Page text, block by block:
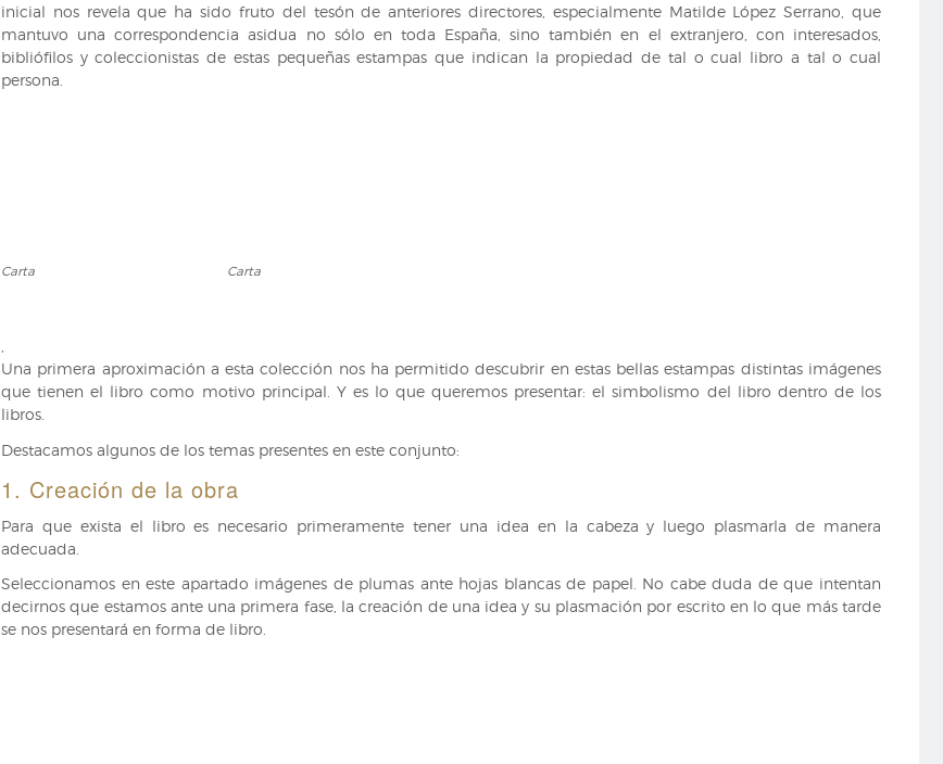
inicial nos revela que ha sido fruto del tesón de anteriores directores, especialmente Matilde López Serrano, que
mantuvo una correspondencia asidua no sólo en toda España, sino también en el extranjero, con interesados,
bibliófilos y coleccionistas de estas pequeñas estampas que indican la propiedad de tal o cual libro a tal o cual
persona.
Carta Carta
Una primera aproximación a esta colección nos ha permitido descubrir en estas bellas estampas distintas imágenes
que tienen el libro como motivo principal. Y es lo que queremos presentar: el simbolismo del libro dentro de los
libros.
Destacamos algunos de los temas presentes en este conjunto:
1. Creación de la obra
Para que exista el libro es necesario primeramente tener una idea en la cabeza y luego plasmarla de manera
adecuada.
Seleccionamos en este apartado imágenes de plumas ante hojas blancas de papel. No cabe duda de que intentan
decirnos que estamos ante una primera fase, la creación de una idea y su plasmación por escrito en lo que más tarde
se nos presentará en forma de libro.